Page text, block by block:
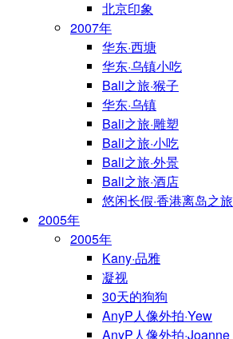
北京印象
2007年
华东·西塘
华东·乌镇小吃
Bali之旅·猴子
华东·乌镇
Bali之旅·雕塑
Bali之旅·小吃
Bali之旅·外景
Bali之旅·酒店
悠闲长假·香港离岛之旅
2005年
2005年
Kany·品雅
凝视
30天的狗狗
AnyP人像外拍·Yew
AnyP人像外拍·Joanne